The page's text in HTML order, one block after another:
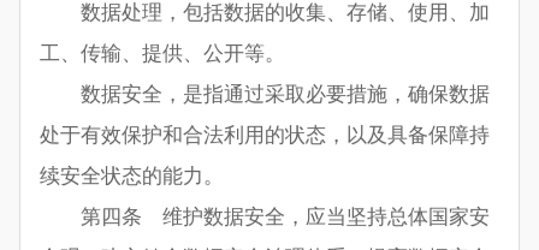
数据处理，包括数据的收集、存储、使用、加
工、传输、提供、公开等。
数据安全，是指通过采取必要措施，确保数据
处于有效保护和合法利用的状态，以及具备保障持
续安全状态的能力。
第四条 维护数据安全，应当坚持总体国家安